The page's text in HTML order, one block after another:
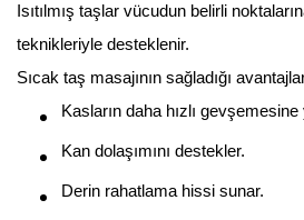
Isıtılmış taşlar vücudun belirli
teknikleriyle desteklenir.
Sıcak taş masajının sağladığı
Kasların daha hızlı gevşemesine
Kan dolaşımını destekler.
Derin rahatlama hissi sunar.